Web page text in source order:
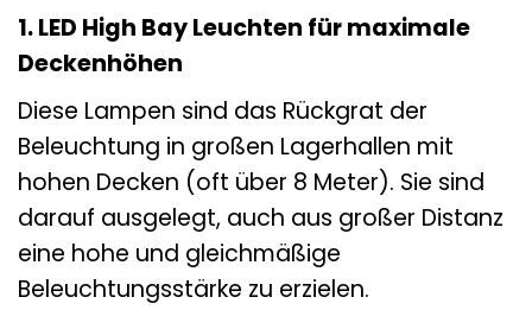
1. LED High Bay Leuchten für maximale
Deckenhöhen
Diese Lampen sind das Rückgrat der
Beleuchtung in großen Lagerhallen mit
hohen Decken (oft über 8 Meter). Sie sind
darauf ausgelegt, auch aus großer Distanz
eine hohe und gleichmäßige
Beleuchtungsstärke zu erzielen.